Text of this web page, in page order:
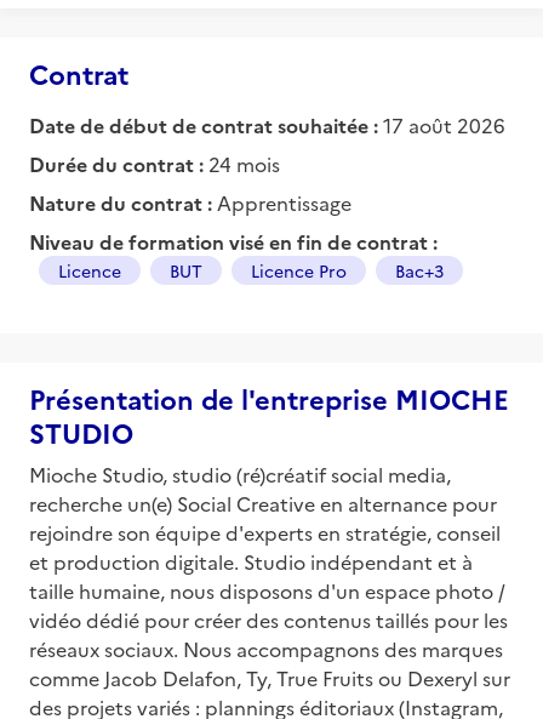
Contrat
Date de début de contrat souhaitée :17 août 2026
Durée du contrat : 24 mois
Nature du contrat : Apprentissage
Niveau de formation visé en fin de contrat :
Licence BUT Licence Pro Bac+3
Présentation de l'entreprise MIOCHE
STUDIO
Mioche Studio, studio (ré)créatif social media,
recherche un(e) Social Creative en alternance pour
rejoindre son équipe d'experts en stratégie, conseil
et production digitale. Studio indépendant et à
taille humaine, nous disposons d'un espace photo /
vidéo dédié pour créer des contenus taillés pour les
réseaux sociaux. Nous accompagnons des marques
comme Jacob Delafon, Ty, True Fruits ou Dexeryl sur
des projets variés : plannings éditoriaux (Instagram,